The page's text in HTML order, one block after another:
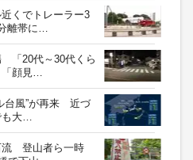
近くでトレーラー3
離帯に…
「20代～30代くら
顔見…
台風”が再来 近づ
も大…
流 登山者ら一時